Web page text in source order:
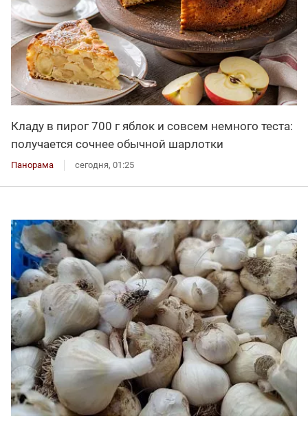
Кладу в пирог 700 г яблок и совсем немного теста:
получается сочнее обычной шарлотки
Панорама сегодня, 01:25